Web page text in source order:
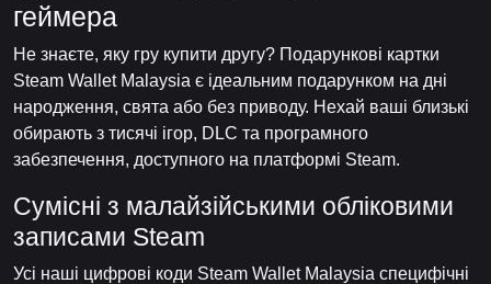
геймера
Не знаєте, яку гру купити другу? Подарункові картки
Steam Wallet Malaysia є ідеальним подарунком на дні
народження, свята або без приводу. Нехай ваші близькі
обирають з тисячі ігор, DLC та програмного
забезпечення, доступного на платформі Steam.
Сумісні з малайзійськими обліковими
записами Steam
Усі наші цифрові коди Steam Wallet Malaysia специфічні